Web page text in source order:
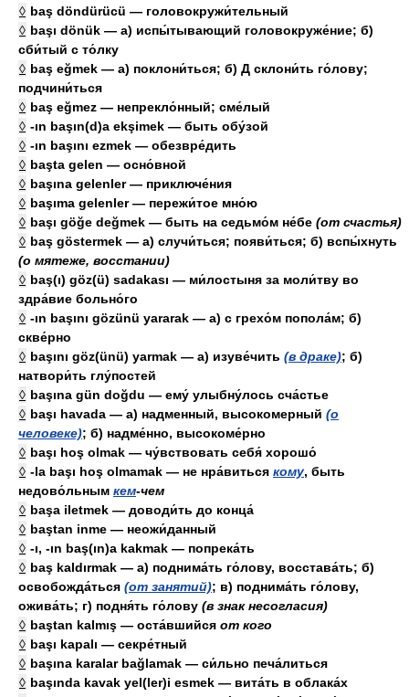
◊ baş döndürücü — головокружи́тельный
◊ başı dönük — а) испы́тывающий головокруже́ние; б)
сби́тый с то́лку
◊ baş eğmek — а) поклони́ться; б) Д склони́ть го́лову;
подчини́ться
◊ baş eğmez — непрекло́нный; сме́лый
◊ -ın başın(d)a ekşimek — быть обу́зой
◊ -ın başını ezmek — обезвре́дить
◊ başta gelen — осно́вной
◊ başına gelenler — приключе́ния
◊ başıma gelenler — пережи́тое мно́ю
◊ başı göğe değmek — быть на седьмо́м не́бе (от счастья)
◊ baş göstermek — а) случи́ться; появи́ться; б) вспы́хнуть
(о мятеже, восстании)
◊ baş(ı) göz(ü) sadakası — ми́лостыня за моли́тву во
здра́вие больно́го
◊ -ın başını gözünü yararak — а) с грехо́м попола́м; б)
скве́рно
◊ başını göz(ünü) yarmak — а) изуве́чить (в драке); б)
натвори́ть глу́постей
◊ başına gün doğdu — ему́ улыбну́лось сча́стье
◊ başı havada — а) надменный, высокомерный (о
человеке); б) надме́нно, высокоме́рно
◊ başı hoş olmak — чу́вствовать себя́ хорошо́
◊ -la başı hoş olmamak — не нра́виться кому, быть
недово́льным кем-чем
◊ başa iletmek — доводи́ть до конца́
◊ baştan inme — неожи́данный
◊ -ı, -ın baş(ın)a kakmak — попрека́ть
◊ baş kaldırmak — а) поднима́ть го́лову, восстава́ть; б)
освобожда́ться (от занятий); в) поднима́ть го́лову,
ожива́ть; г) подня́ть го́лову (в знак несогласия)
◊ baştan kalmış — оста́вшийся от кого
◊ başı kapalı — секре́тный
◊ başına karalar bağlamak — си́льно печа́литься
◊ başında kavak yel(ler)i esmek — вита́ть в облака́х